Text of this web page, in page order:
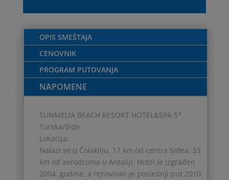
OPIS SMEŠTAJA
CENOVNIK
PROGRAM PUTOVANJA
NAPOMENE
SUNMELIA BEACH RESORT HOTEL&SPA 5*
Turska/Side
Lokacija:
Nalazi se u Čolakliju, 17 km od centra Sidea, 53
km od aerodroma u Antaliji. Hotel je izgrađen
2004. godine, a renoviran je poslednji put 2010.